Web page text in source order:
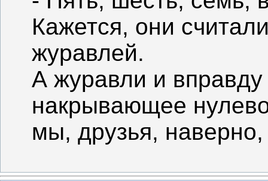
Кажется, они
журавлей.
А журавли и
накрывающее
мы, друзья,